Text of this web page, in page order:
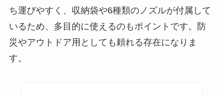
ち運びやすく、収納袋や6種類のノズルが付属して
いるため、多目的に使えるのもポイントです。防
災やアウトドア用としても頼れる存在になりま
す。